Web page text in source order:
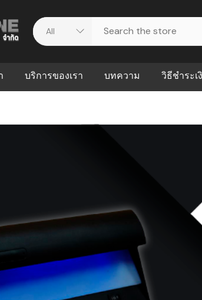
บริการของเรา บทความ
บริหารคลังสินค้าที่ช่วยลด
ระบบ WMS
WMS กับ ERP ต่างกัน
อย่างไร? ทำไมหลายธุรกิจ
ต้องใช้ร่วมกัน
ใช้ Excel คุมสต็อก กับใช้
WMS ต่างกันอย่างไร?
วิธีชำระเ